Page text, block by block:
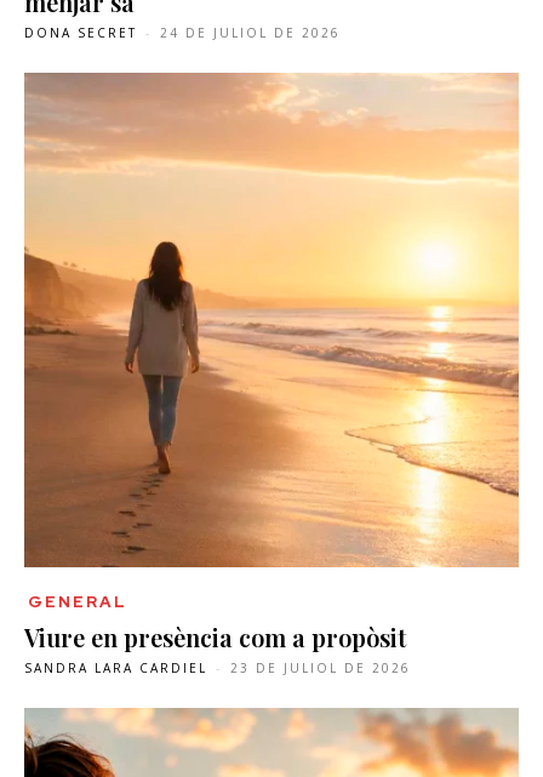
DONA SECRET - 24 DE JULIOL DE 2026
GENERAL
Viure en presència com a propòsit
SANDRA LARA CARDIEL - 23 DE JULIOL DE 2026